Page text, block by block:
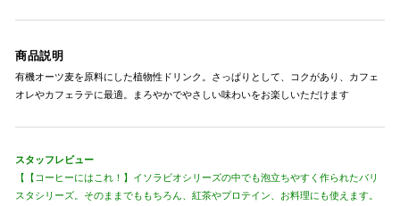
商品説明
有機オーツ麦を原料にした植物性ドリンク。さっぱりとして、コクがあり、カフェ
オレやカフェラテに最適。まろやかでやさしい味わいをお楽しいただけます
スタッフレビュー
【【コーヒーにはこれ！】イソラビオシリーズの中でも泡立ちやすく作られたバリ
スタシリーズ。そのままでももちろん、紅茶やプロテイン、お料理にも使えます。